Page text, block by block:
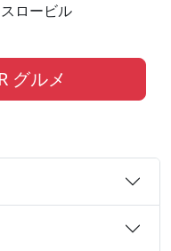
ロービル
グルメ